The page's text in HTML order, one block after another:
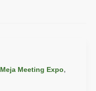
Meja Meeting Expo,